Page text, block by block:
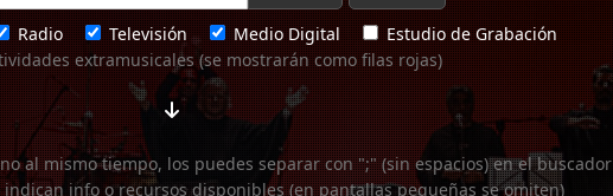
Radio Televisión Medio Digital
Estudio de Grabación
extramusicales (se mostrarán como filas rojas)
al mismo tiempo, los puedes separar con ";" (sin espacios) en el buscador
info o recursos disponibles (en pantallas pequeñas se omiten)